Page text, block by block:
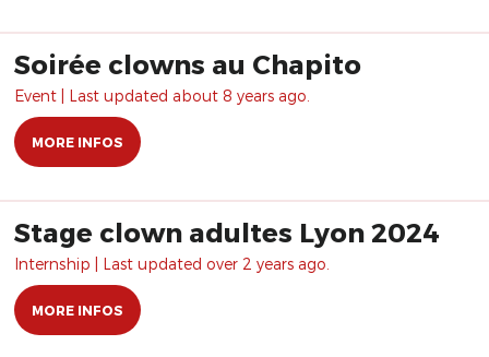
Soirée clowns au Chapito
Event | Last updated about 8 years ago.
MORE INFOS
Stage clown adultes Lyon 2024
Internship | Last updated over 2 years ago.
MORE INFOS